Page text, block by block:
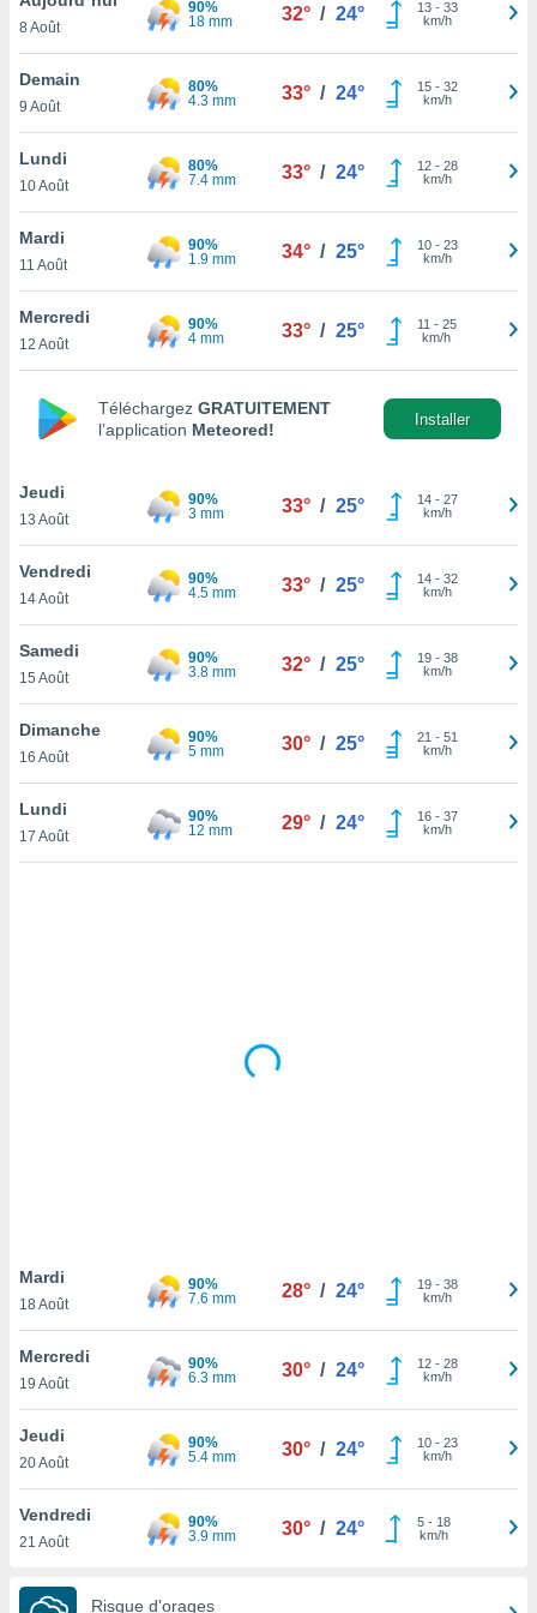
et
»,
au
vous
qu'ils
ou
le
ainsi
un
la
du
votre
à
en
le
notre
que
et que
8 Août
90%
18 mm
32° / 24° 13- 33
km/h
Demain
9 Août
80%
4.3 mm
33° / 24° 15- 32
km/h
Lundi
10 Août
80%
7.4 mm
33° / 24° 12- 28
km/h
Mardi
11 Août
90%
1.9 mm
34° / 25° 10- 23
km/h
Mercredi
12 Août
90%
4 mm
33° / 25° 11 - 25
km/h
Téléchargez GRATUITEMENT
l’application Meteored!
Installer
Jeudi
13 Août
90%
3 mm
33° / 25° 14- 27
km/h
Vendredi
14 Août
90%
4.5 mm
33° / 25° 14- 32
km/h
Samedi
15 Août
90%
3.8 mm
32° / 25° 19- 38
km/h
Dimanche
16 Août
90%
5 mm
30° / 25° 21 - 51
km/h
Lundi
17 Août
90%
12 mm
29° / 24° 16- 37
km/h
Mardi
18 Août
90%
7.6 mm
28° / 24° 19- 38
km/h
Mercredi
19 Août
90%
6.3 mm
30° / 24° 12- 28
km/h
Jeudi
20 Août
90%
5.4 mm
30° / 24° 10- 23
km/h
Vendredi
21 Août
90%
3.9 mm
30° / 24° 5- 18
km/h
Risque d'orages